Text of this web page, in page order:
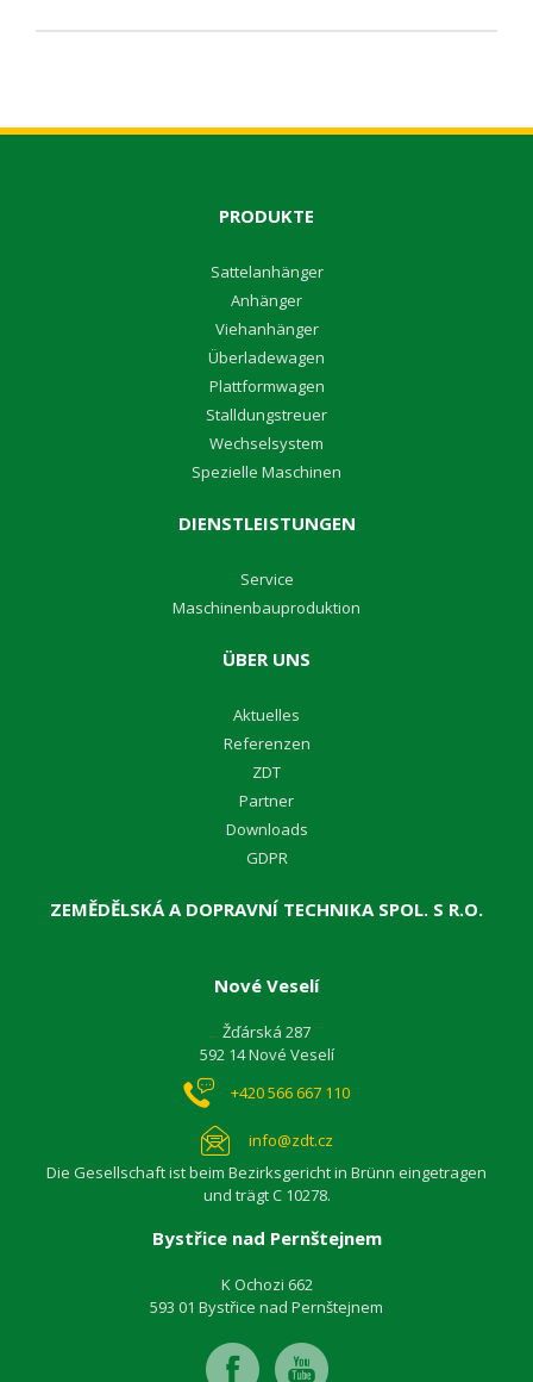
PRODUKTE
Sattelanhänger
Anhänger
Viehanhänger
Überladewagen
Plattformwagen
Stalldungstreuer
Wechselsystem
Spezielle Maschinen
DIENSTLEISTUNGEN
Service
Maschinenbauproduktion
ÜBER UNS
Aktuelles
Referenzen
ZDT
Partner
Downloads
GDPR
ZEMĚDĚLSKÁ A DOPRAVNÍ TECHNIKA SPOL. S R.O.
Nové Veselí
Žďárská 287
592 14 Nové Veselí
+420 566 667 110
info@zdt.cz
Die Gesellschaft ist beim Bezirksgericht in Brünn eingetragen
und trägt C 10278.
Bystřice nad Pernštejnem
K Ochozi 662
593 01 Bystřice nad Pernštejnem